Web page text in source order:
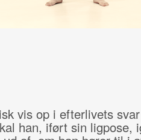
vis op i efterlivets
han, iført sin ligpose,